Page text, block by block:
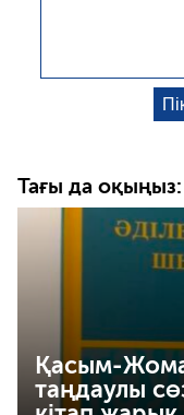
Тағы да оқыңыз:
Қасым-
таңдаулы